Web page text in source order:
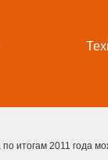
итогам 2011 года